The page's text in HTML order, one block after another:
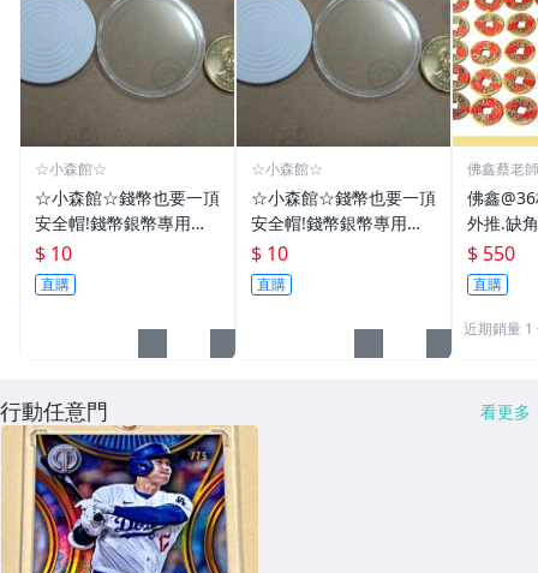
☆小森館☆
☆小森館☆錢幣也要一頂
安全帽!錢幣銀幣專用透
明壓克力盒收納保護盒.1
枚10元~55
$ 10
直購
☆小森館☆
☆小森館☆錢幣也要一頂
安全帽!錢幣銀幣專用透
明壓克力盒收納保護盒.1
枚10元~11
$ 10
直購
佛鑫蔡老
佛鑫
外推.缺
雙碩士
加持/附
$ 550
直購
近期銷量 1
行動任意門 看更多